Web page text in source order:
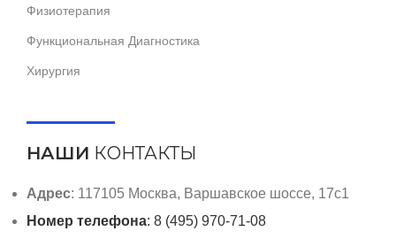
Физиотерапия
Функциональная Диагностика
Хирургия
НАШИ КОНТАКТЫ
Адрес: 117105 Москва, Варшавское шоссе, 17с1
Номер телефона: 8 (495) 970-71-08